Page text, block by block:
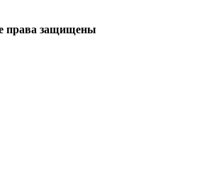
права защищены